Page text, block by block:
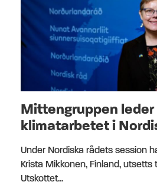
Mittengruppen leder
klimatarbetet i
Under Nordiska rådets session
Krista Mikkonen, Finland, utsetts
Utskottet...